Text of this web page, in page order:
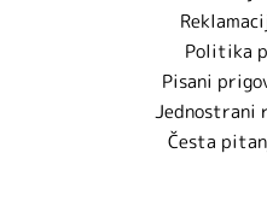
Politika
Pisani
Jednostrani
Česta